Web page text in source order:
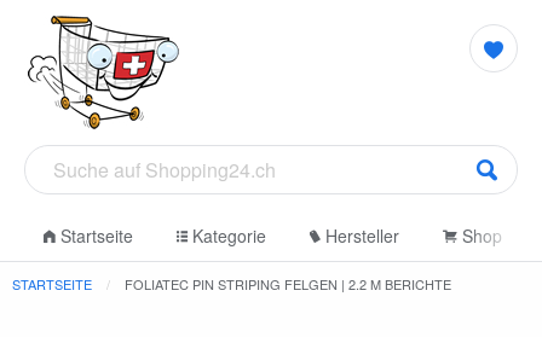
Startseite Kategorie Hersteller Shop
STARTSEITE FOLIATEC PIN STRIPING FELGEN | 2.2 M BERICHTE